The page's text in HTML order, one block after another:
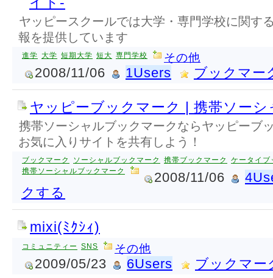
ヤッピースクールでは大学・専門学校に関す
報を提供しています
進学 大学 短期大学 短大 専門学校 その他
2008/11/06 1Users ブックマー
ヤッピーブックマーク | 携帯ソー
携帯ソーシャルブックマークならヤッピーブ
お気に入りサイトを共有しよう！
ブックマーク ソーシャルブックマーク 携帯ブックマーク
ケータイブ
携帯ソーシャルブックマーク
2008/11/06
クする
mixi(ﾐｸｼｨ)
コミュニティー SNS その他
2009/05/23 6Users ブックマー